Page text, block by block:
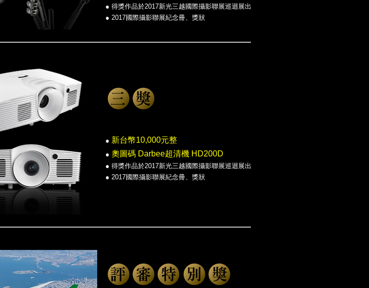
● 得獎作品於2017新光三越國際攝影聯展巡迴展出
● 2017國際攝影聯展紀念冊、獎狀
● 新台幣10,000元整
● 奧圖碼 Darbee超清機 HD200D
● 得獎作品於2017新光三越國際攝影聯展巡迴展出
● 2017國際攝影聯展紀念冊、獎狀